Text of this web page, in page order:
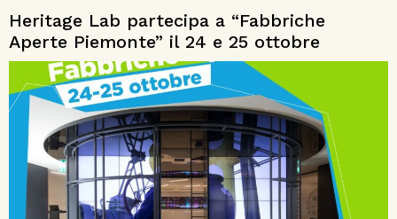
Heritage Lab partecipa a “Fabbriche
Aperte Piemonte” il 24 e 25 ottobre